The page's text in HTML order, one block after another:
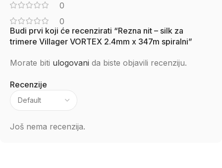
0
0
Recenzije
Još nema recenzija.
Budi prvi koji će recenzirati “Rezna nit – silk za
trimere Villager VORTEX 2.4mm x 347m spiralni”
Morate biti ulogovani da biste objavili recenziju.